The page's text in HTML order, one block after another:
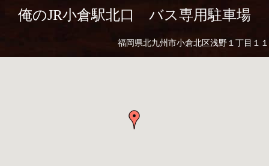
俺のJR小倉駅北口 バス専用駐車場
福岡県北九州市小倉北区浅野１丁目１１